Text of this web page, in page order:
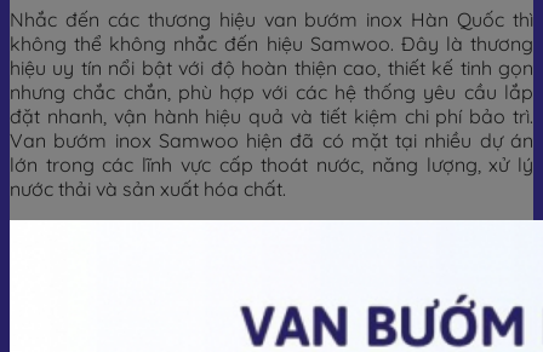
Nhắc đến các thương hiệu van bướm inox Hàn Quốc thì
không thể không nhắc đến hiệu Samwoo. Đây là thương
hiệu uy tín nổi bật với độ hoàn thiện cao, thiết kế tinh gọn
nhưng chắc chắn, phù hợp với các hệ thống yêu cầu lắp
đặt nhanh, vận hành hiệu quả và tiết kiệm chi phí bảo trì.
Van bướm inox Samwoo hiện đã có mặt tại nhiều dự án
lớn trong các lĩnh vực cấp thoát nước, năng lượng, xử lý
nước thải và sản xuất hóa chất.